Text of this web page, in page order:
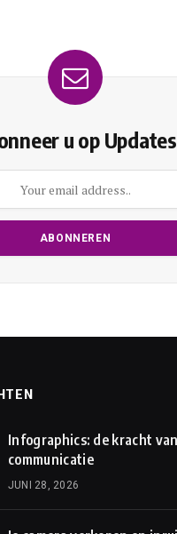
u op Updates
Infographics: de kracht
communicatie
JUNI 28, 2026